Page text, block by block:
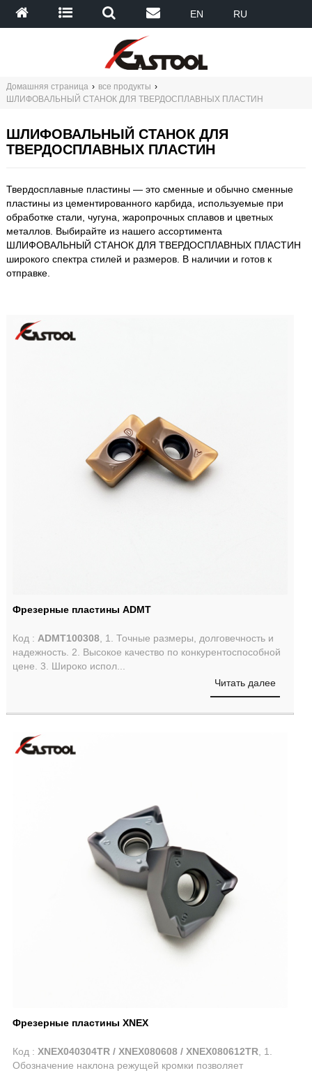
EN RU
Домашняя страница › все продукты ›
ШЛИФОВАЛЬНЫЙ СТАНОК ДЛЯ ТВЕРДОСПЛАВНЫХ ПЛАСТИН
ШЛИФОВАЛЬНЫЙ СТАНОК ДЛЯ
ТВЕРДОСПЛАВНЫХ ПЛАСТИН
Твердосплавные пластины — это сменные и обычно сменные
пластины из цементированного карбида, используемые при
обработке стали, чугуна, жаропрочных сплавов и цветных
металлов. Выбирайте из нашего ассортимента
ШЛИФОВАЛЬНЫЙ СТАНОК ДЛЯ ТВЕРДОСПЛАВНЫХ ПЛАСТИН
широкого спектра стилей и размеров. В наличии и готов к
отправке.
Фрезерные пластины ADMT
Код : ADMT100308, 1. Точные размеры, долговечность и
надежность. 2. Высокое качество по конкурентоспособной
цене. 3. Широко испол...
Читать далее
Фрезерные пластины XNEX
Код : XNEX040304TR / XNEX080608 / XNEX080612TR, 1.
Обозначение наклона режущей кромки позволяет